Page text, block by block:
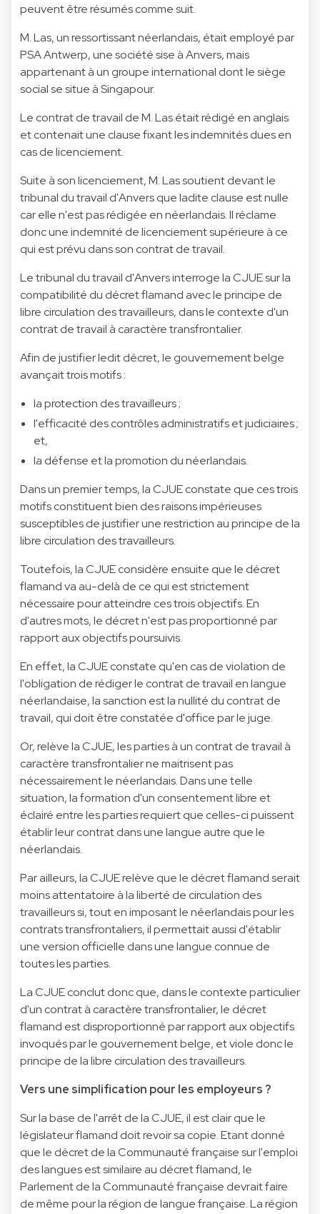
peuvent être résumés comme suit.
M. Las, un ressortissant néerlandais, était employé par
PSA Antwerp, une société sise à Anvers, mais
appartenant à un groupe international dont le siège
social se situe à Singapour.
Le contrat de travail de M. Las était rédigé en anglais
et contenait une clause fixant les indemnités dues en
cas de licenciement.
Suite à son licenciement, M. Las soutient devant le
tribunal du travail d'Anvers que ladite clause est nulle
car elle n'est pas rédigée en néerlandais. Il réclame
donc une indemnité de licenciement supérieure à ce
qui est prévu dans son contrat de travail.
Le tribunal du travail d'Anvers interroge la CJUE sur la
compatibilité du décret flamand avec le principe de
libre circulation des travailleurs, dans le contexte d'un
contrat de travail à caractère transfrontalier.
Afin de justifier ledit décret, le gouvernement belge
avançait trois motifs :
la protection des travailleurs ;
l'efficacité des contrôles administratifs et judiciaires ;
et,
la défense et la promotion du néerlandais.
Dans un premier temps, la CJUE constate que ces trois
motifs constituent bien des raisons impérieuses
susceptibles de justifier une restriction au principe de la
libre circulation des travailleurs.
Toutefois, la CJUE considère ensuite que le décret
flamand va au-delà de ce qui est strictement
nécessaire pour atteindre ces trois objectifs. En
d'autres mots, le décret n'est pas proportionné par
rapport aux objectifs poursuivis.
En effet, la CJUE constate qu'en cas de violation de
l'obligation de rédiger le contrat de travail en langue
néerlandaise, la sanction est la nullité du contrat de
travail, qui doit être constatée d'office par le juge.
Or, relève la CJUE, les parties à un contrat de travail à
caractère transfrontalier ne maitrisent pas
nécessairement le néerlandais. Dans une telle
situation, la formation d'un consentement libre et
éclairé entre les parties requiert que celles-ci puissent
établir leur contrat dans une langue autre que le
néerlandais.
Par ailleurs, la CJUE relève que le décret flamand serait
moins attentatoire à la liberté de circulation des
travailleurs si, tout en imposant le néerlandais pour les
contrats transfrontaliers, il permettait aussi d'établir
une version officielle dans une langue connue de
toutes les parties.
La CJUE conclut donc que, dans le contexte particulier
d'un contrat à caractère transfrontalier, le décret
flamand est disproportionné par rapport aux objectifs
invoqués par le gouvernement belge, et viole donc le
principe de la libre circulation des travailleurs.
Vers une simplification pour les employeurs ?
Sur la base de l'arrêt de la CJUE, il est clair que le
législateur flamand doit revoir sa copie. Etant donné
que le décret de la Communauté française sur l'emploi
des langues est similaire au décret flamand, le
Parlement de la Communauté française devrait faire
de même pour la région de langue française. La région